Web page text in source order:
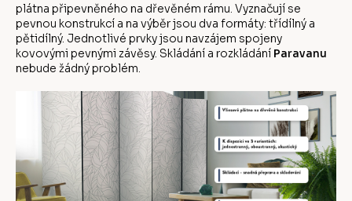
plátna připevněného na dřevěném rámu. Vyznačují se
pevnou konstrukcí a na výběr jsou dva formáty: třídílný a
pětidílný. Jednotlivé prvky jsou navzájem spojeny
kovovými pevnými závěsy. Skládání a rozkládání Paravanu
nebude žádný problém.